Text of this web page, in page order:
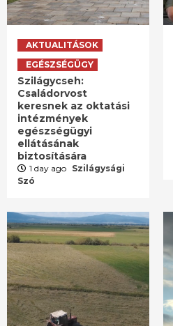
AKTUALITÁSOK
EGÉSZSÉGÜGY
Szilágycseh:
Családorvost
keresnek az oktatási
intézmények
egészségügyi
ellátásának
biztosítására
1 day ago Szilágysági
Szó